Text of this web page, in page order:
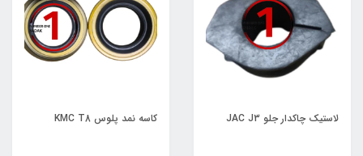
لاستیک چاکدار جلو JAC J3 کاسه نمد پلوس KMC T8